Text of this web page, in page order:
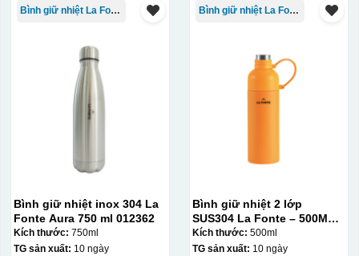
Bình giữ nhiệt La Fonte
Bình giữ nhiệt inox 304 La
Fonte Aura 750 ml 012362
Kích thước: 750ml
TG sản xuất: 10 ngày
Bình giữ nhiệt La Fonte
Bình giữ nhiệt 2 lớp
SUS304 La Fonte – 500ML –
012737
Kích thước: 500ml
TG sản xuất: 10 ngày